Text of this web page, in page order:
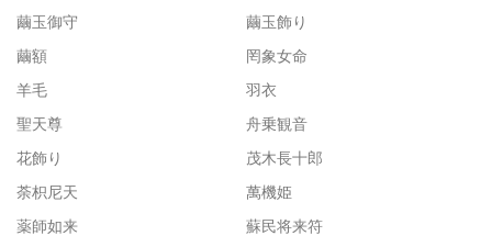
繭玉御守
繭玉飾り
繭額
罔象女命
羊毛
羽衣
聖天尊
舟乗観音
花飾り
茂木長十郎
荼枳尼天
萬機姫
薬師如来
蘇民将来符